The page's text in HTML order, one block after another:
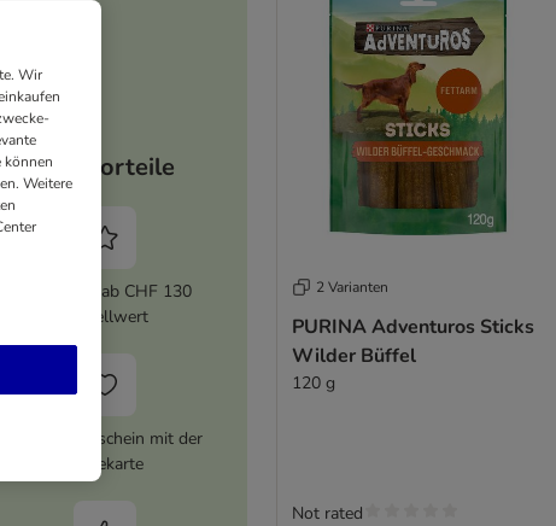
Ihre Vorteile
5% Rabatt ab CHF 130
Bestellwert
CHF 16 Gutschein mit der
Treuekarte
2 Varianten
PURINA Adventuros Sticks
Wilder Büffel
120 g
Not rated
Wir
können
Weitere